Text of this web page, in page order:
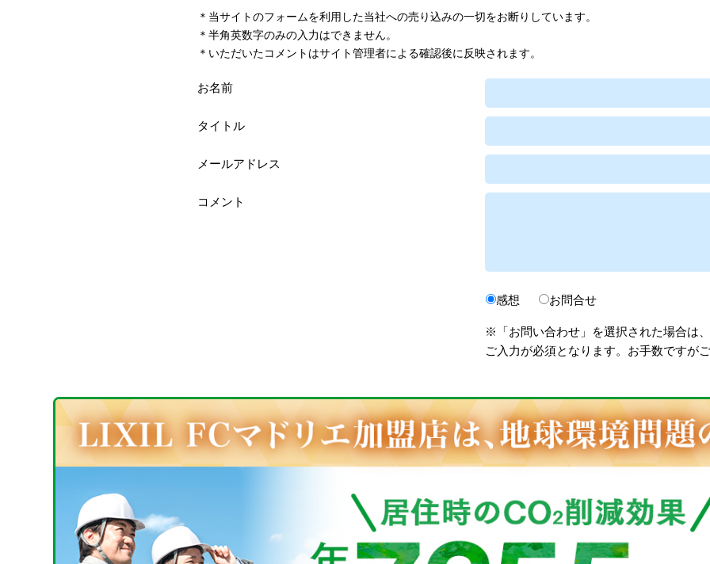
＊当サイトのフォームを利用した当社への売り込みの一切をお断りしています。
＊半角英数字のみの入力はできません。
＊いただいたコメントはサイト管理者による確認後に反映されます。
お名前
タイトル
メールアドレス
コメント
感想 お問合せ
※「お問い合わせ」を選択された場合は
ご入力が必須となります。お手数ですが